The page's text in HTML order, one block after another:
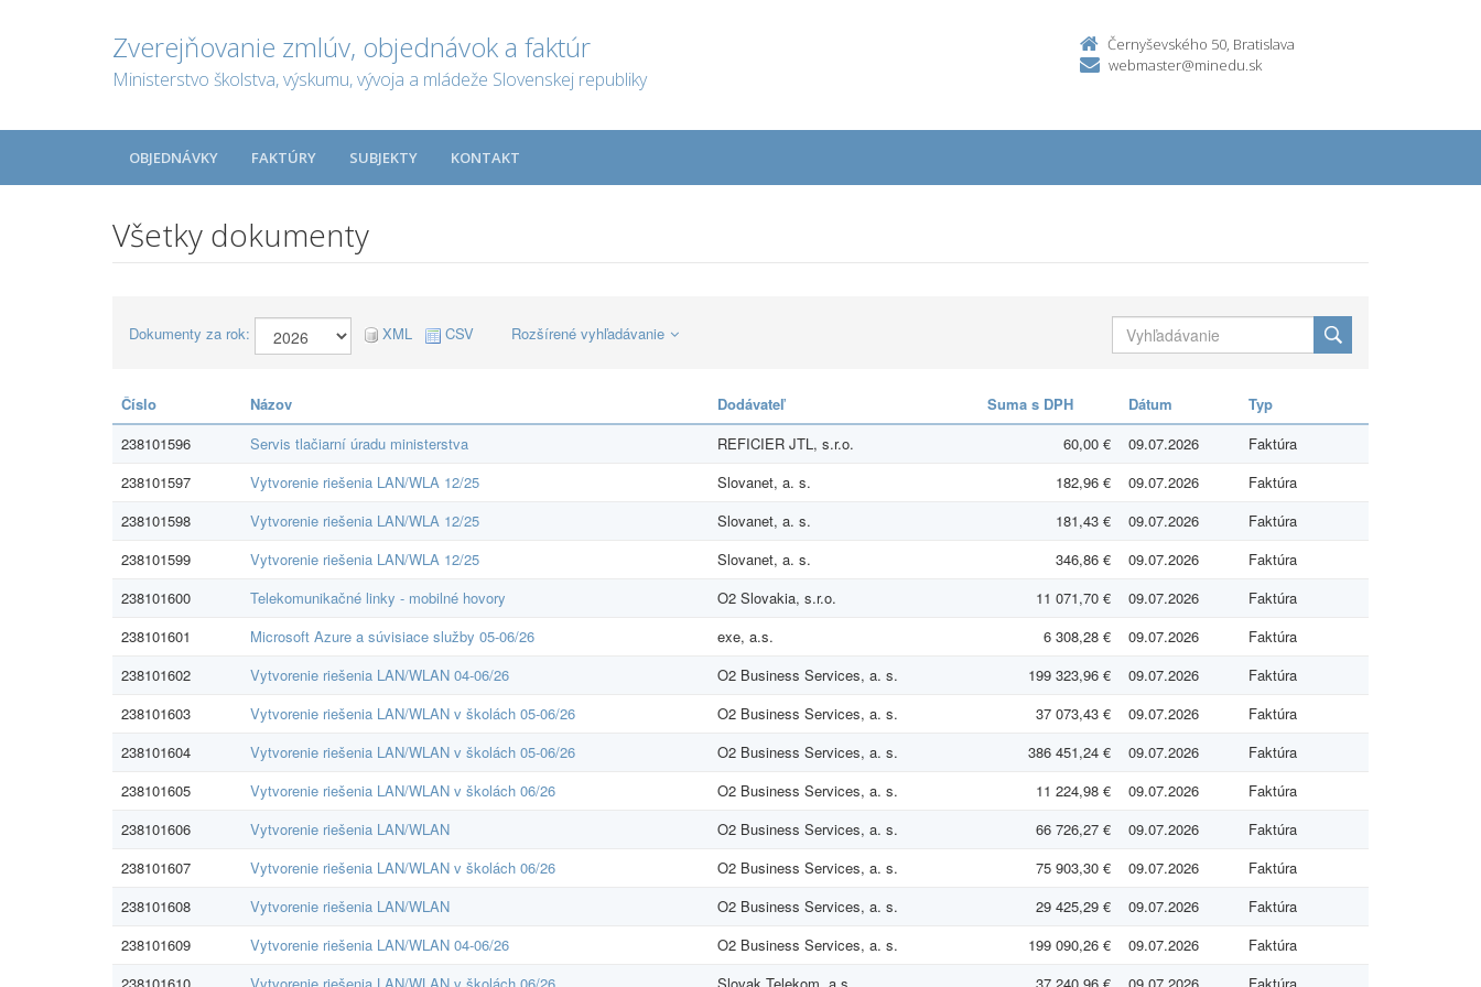
Zverejňovanie zmlúv, objednávok a faktúr
Ministerstvo školstva, výskumu, vývoja a mládeže Slovenskej republiky
Černyševského 50, Bratislava
webmaster@minedu.sk
OBJEDNÁVKY FAKTÚRY SUBJEKTY KONTAKT
Všetky dokumenty
Dokumenty za rok: XML CSV Rozšírené vyhľadávanie
Číslo Názov Dodávateľ Suma s DPH Dátum
Typ
238101596
Servis tlačiarní úradu ministerstva REFICIER JTL, s.r.o. 60,00 € 09.07.2026
Faktúra
238101597
Vytvorenie riešenia LAN/WLA 12/25 Slovanet, a. s. 182,96 € 09.07.2026
Faktúra
238101598
Vytvorenie riešenia LAN/WLA 12/25 Slovanet, a. s. 181,43 € 09.07.2026
Faktúra
238101599
Vytvorenie riešenia LAN/WLA 12/25 Slovanet, a. s. 346,86 € 09.07.2026
Faktúra
238101600
Telekomunikačné linky - mobilné hovory O2 Slovakia, s.r.o. 11 071,70 € 09.07.2026
Faktúra
238101601
Microsoft Azure a súvisiace služby 05-06/26 exe, a.s. 6 308,28 € 09.07.2026
Faktúra
238101602
Vytvorenie riešenia LAN/WLAN 04-06/26 O2 Business Services, a. s. 199 323,96 € 09.07.2026
Faktúra
238101603
Vytvorenie riešenia LAN/WLAN v školách 05-06/26 O2 Business Services, a. s. 37 073,43 € 09.07.2026
Faktúra
238101604
Vytvorenie riešenia LAN/WLAN v školách 05-06/26 O2 Business Services, a. s. 386 451,24 € 09.07.2026
Faktúra
238101605
Vytvorenie riešenia LAN/WLAN v školách 06/26 O2 Business Services, a. s. 11 224,98 € 09.07.2026
Faktúra
238101606
Vytvorenie riešenia LAN/WLAN O2 Business Services, a. s. 66 726,27 € 09.07.2026
Faktúra
238101607
Vytvorenie riešenia LAN/WLAN v školách 06/26 O2 Business Services, a. s. 75 903,30 € 09.07.2026
Faktúra
238101608
Vytvorenie riešenia LAN/WLAN O2 Business Services, a. s. 29 425,29 € 09.07.2026
Faktúra
238101609
Vytvorenie riešenia LAN/WLAN 04-06/26 O2 Business Services, a. s. 199 090,26 € 09.07.2026
Faktúra
238101610
Vytvorenie riešenia LAN/WLAN v školách 06/26 Slovak Telekom, a.s. 37 240,96 € 09.07.2026 Faktúra